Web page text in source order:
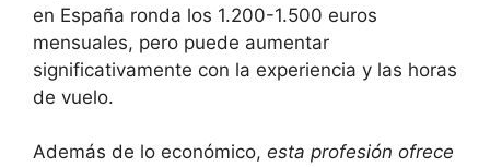
en España ronda los 1.200-1.500 euros
mensuales, pero puede aumentar
significativamente con la experiencia y las horas
de vuelo.
Además de lo económico, esta profesión ofrece